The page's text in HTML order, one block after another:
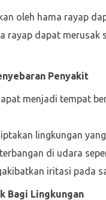
oleh hama rayap
rayap dapat
Penyakit
menjadi tempat
lingkungan
di udara
iritasi pada
Bagi Lingkungan